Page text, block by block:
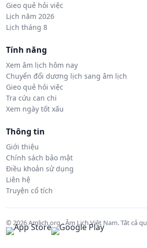
Gieo quẻ hỏi việc
Lịch năm 2026
Lịch tháng 8
Tính năng
Xem âm lịch hôm nay
Chuyển đổi dương lịch sang âm lịch
Gieo quẻ hỏi việc
Tra cứu can chi
Xem ngày tốt xấu
Thông tin
Giới thiệu
Chính sách bảo mật
Điều khoản sử dụng
Liên hệ
Truyện cổ tích
© 2026 Amlich.org - Âm Lịch Việt Nam. Tất cả